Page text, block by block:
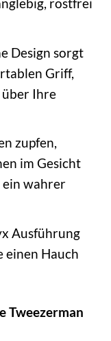
Design sorgt
Griff,
über Ihre
zupfen,
im Gesicht
ein wahrer
Ausführung
Hauch
Tweezerman